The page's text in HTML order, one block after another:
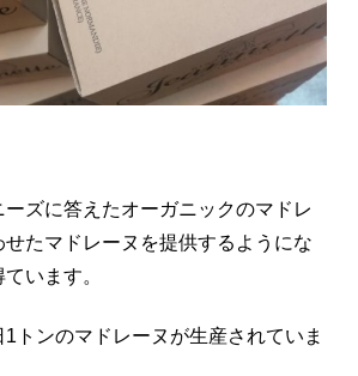
ズに答えたオーガニックのマドレ
たマドレーヌを提供するようにな
います。
トンのマドレーヌが生産されていま